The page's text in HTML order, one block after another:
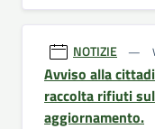
NOTIZIE
Avviso alla
raccolta rifiuti
aggiornamento.